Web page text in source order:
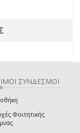
ΣΥΝΔΕΣΜΟΙ
Φοιτητικής